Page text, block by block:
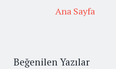
Ana Sayfa
Beğenilen Yazılar